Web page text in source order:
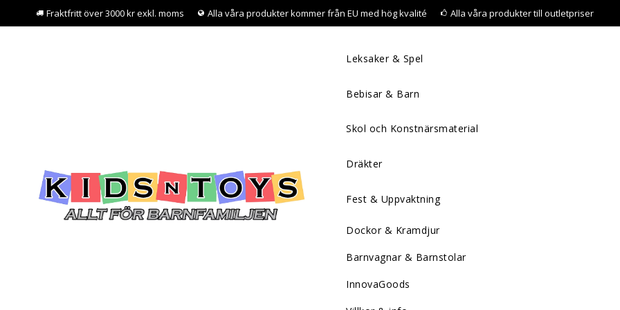
Fraktfritt över 3000 kr exkl. moms Alla våra produkter kommer från EU med hög kvalité Alla våra produkter till outletpriser
Leksaker & Spel
Bebisar & Barn
Skol och Konstnärsmaterial
Dräkter
Fest & Uppvaktning
Dockor & Kramdjur
Barnvagnar & Barnstolar
InnovaGoods